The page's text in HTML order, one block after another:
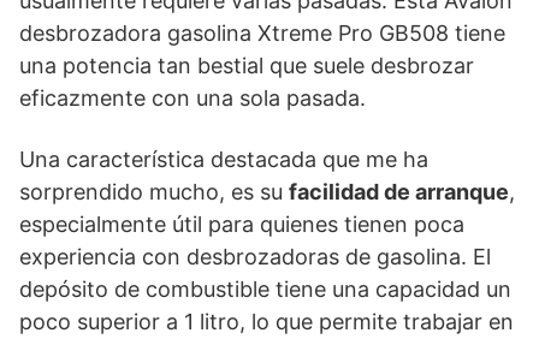
desbrozadora gasolina Xtreme Pro GB508 tiene
una potencia tan bestial que suele desbrozar
eficazmente con una sola pasada.
Una característica destacada que me ha
sorprendido mucho, es su facilidad de arranque,
especialmente útil para quienes tienen poca
experiencia con desbrozadoras de gasolina. El
depósito de combustible tiene una capacidad un
poco superior a 1 litro, lo que permite trabajar en